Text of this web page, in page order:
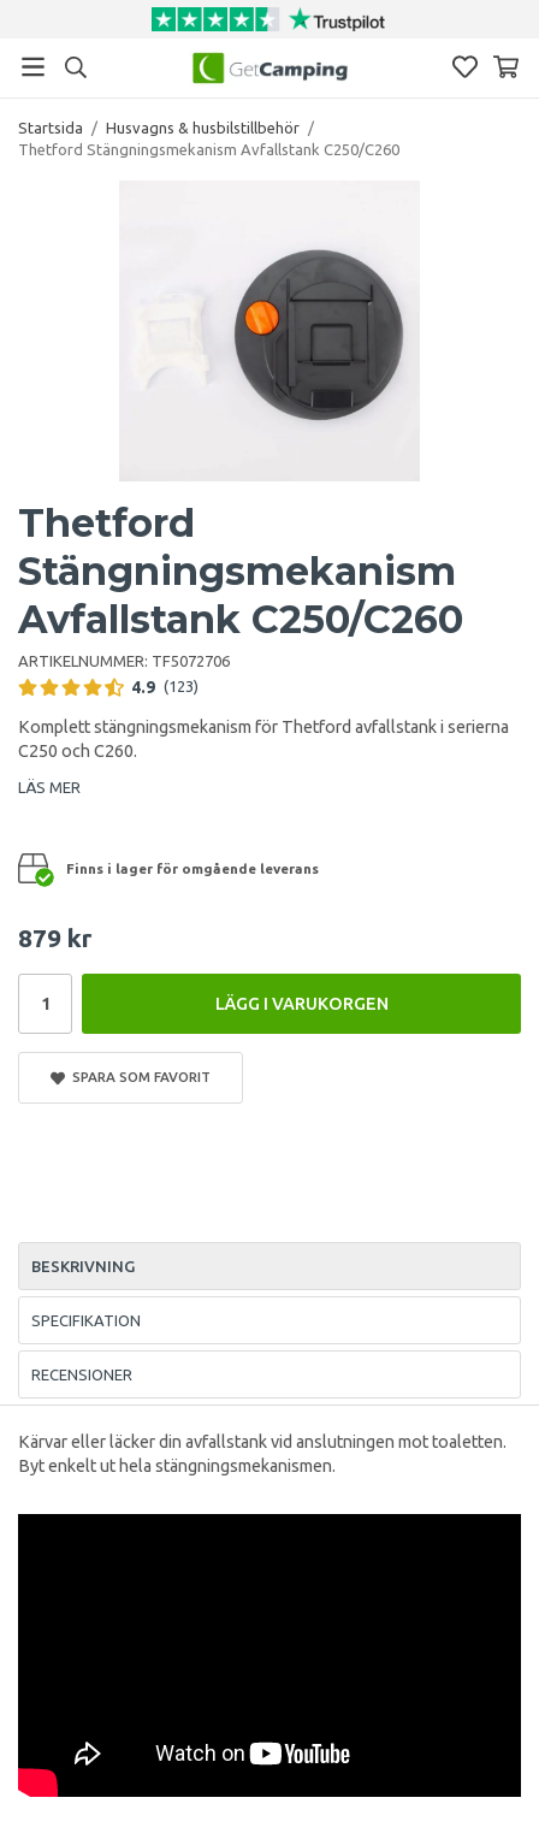
Startsida / Husvagns & husbilstillbehör /
Thetford Stängningsmekanism Avfallstank C250/C260
Thetford
Stängningsmekanism
Avfallstank C250/C260
ARTIKELNUMMER: TF5072706
4.9 (123)
Komplett stängningsmekanism för Thetford avfallstank i serierna
C250 och C260.
LÄS MER
Finns i lager för omgående leverans
879 kr
LÄGG I VARUKORGEN
SPARA SOM FAVORIT
BESKRIVNING
SPECIFIKATION
RECENSIONER
Kärvar eller läcker din avfallstank vid anslutningen mot toaletten.
Byt enkelt ut hela stängningsmekanismen.